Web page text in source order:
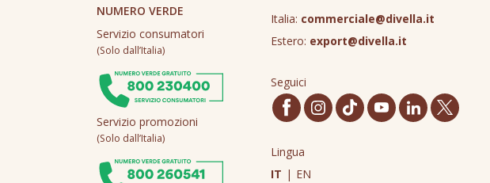
NUMERO VERDE
Servizio consumatori
(Solo dall’Italia)
Servizio promozioni
(Solo dall’Italia)
Italia: commerciale@divella.it
Estero: export@divella.it
Seguici
Lingua
IT | EN